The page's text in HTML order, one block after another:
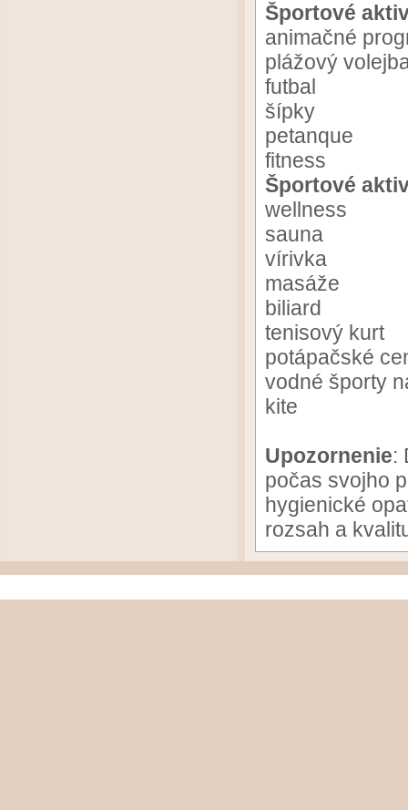
Športové
animačné
plážový
futbal
šípky
petanque
fitness
Športové
wellness
sauna
vírivka
masáže
biliard
tenisový kurt
potápačské
vodné športy
kite
Upozornenie:
počas svojho
hygienické
rozsah a